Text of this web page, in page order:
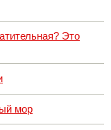
Это
мор